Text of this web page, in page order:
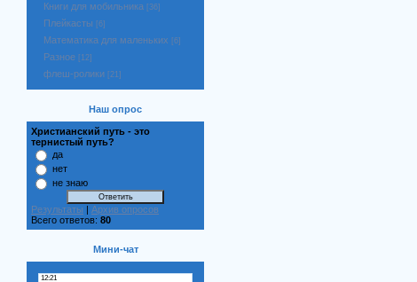
Книги для мобильника [36]
Плейкасты [6]
Математика для маленьких [6]
Разное [12]
флеш-ролики [21]
Наш опрос
Христианский путь - это
тернистый путь?
да
нет
не знаю
Результаты | Архив опросов
Всего ответов: 80
Мини-чат